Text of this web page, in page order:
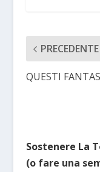
PRECEDENTE
QUESTI
Sostenere La
(o fare una